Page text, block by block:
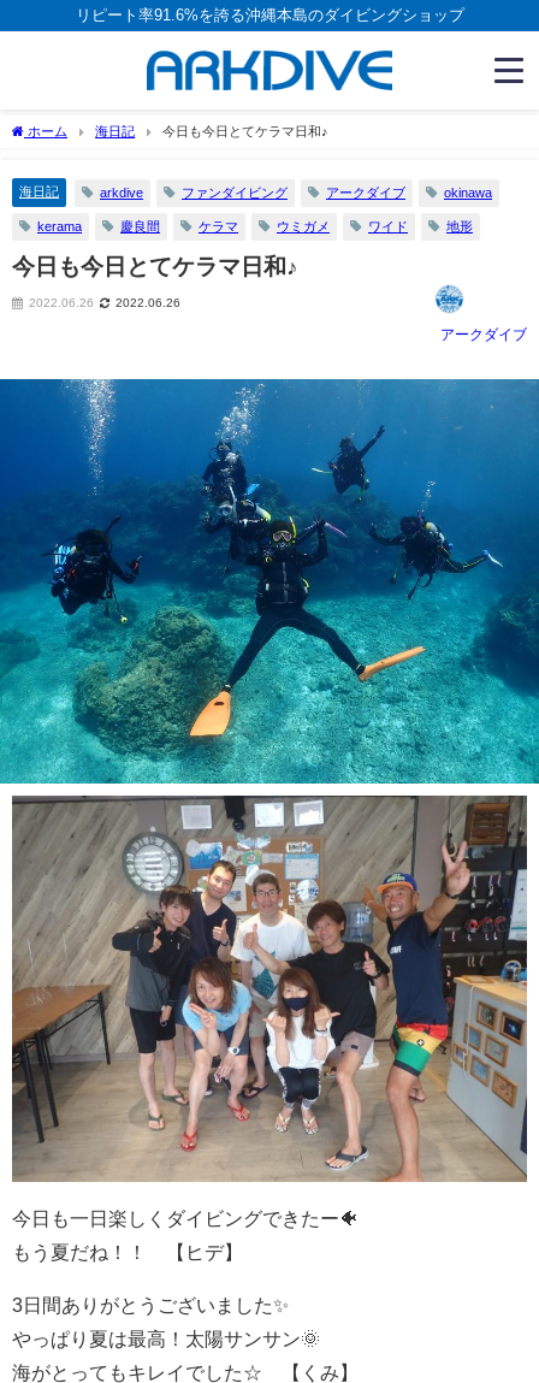
リピート率91.6%を誇る沖縄本島のダイビングショップ
ホーム 海日記 今日も今日とてケラマ日和♪
海日記 arkdive ファンダイビング アークダイブ okinawa
kerama 慶良間 ケラマ ウミガメ ワイド 地形
今日も今日とてケラマ日和♪
2022.06.26 2022.06.26
アークダイブ
今日も一日楽しくダイビングできたー🐠
もう夏だね！！ 【ヒデ】
3日間ありがとうございました✨
やっぱり夏は最高！太陽サンサン🌞
海がとってもキレイでした☆ 【くみ】